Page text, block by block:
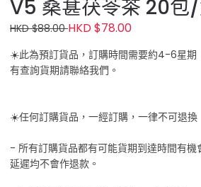
V5 桑葚茯苓茶 20包
HKD $88.00HKD $78.00
☀️此為預訂貨品，訂購時間需要約4-6星期
有查詢貨期請聯絡我們。
☀️任何訂購貨品，一經訂購，一律不可退換
- 所有訂購貨品都有可能貨期到達時間有機
延遲均不會作退款。